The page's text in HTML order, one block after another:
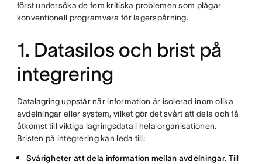
först undersöka de fem kritiska problemen som plågar
konventionell programvara för lagerspårning.
1. Datasilos och brist på
integrering
Datalagringuppstår när information är isolerad inom olika
avdelningar eller system, vilket gör det svårt att dela och få
åtkomst till viktiga lagringsdata i hela organisationen.
Bristen på integrering kan leda till:
Svårigheter att dela information mellan avdelningar. Till